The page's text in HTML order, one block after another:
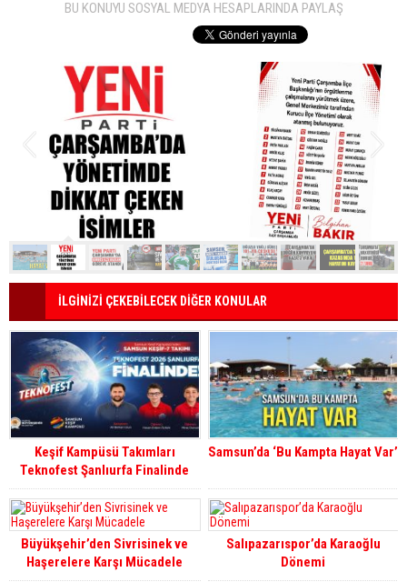
BU KONUYU SOSYAL MEDYA HESAPLARINDA PAYLAŞ
İLGİNİZİ ÇEKEBİLECEK DİĞER KONULAR
Keşif Kampüsü Takımları
Teknofest Şanlıurfa Finalinde
Yarışmaya Hak Kazandı
Samsun’da ‘Bu Kampta Hayat Var’
Büyükşehir’den Sivrisinek ve
Haşerelere Karşı Mücadele
Salıpazarıspor’da Karaoğlu
Dönemi